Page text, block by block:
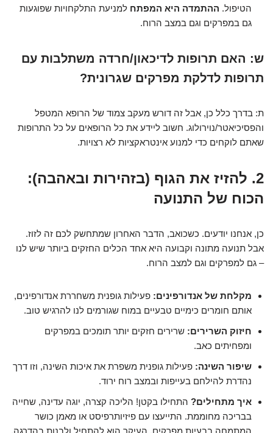
הטיפול. ההתמדה היא המפתח למניעת התלקחויות שפוגעות
גם במפרקים וגם במצב הרוח.
ש: האם תרופות לדיכאון/חרדה משתלבות עם
תרופות לדלקת מפרקים שגרונית?
ת: בדרך כלל כן, אבל זה דורש מעקב צמוד של הרופא המטפל
והפסיכיאטר/נוירולוג. חשוב ליידע את כל הרופאים על כל התרופות
שאתם לוקחים כדי למנוע אינטראקציות לא רצויות.
2. להזיז את הגוף (בזהירות ובאהבה):
הכוח של התנועה
כן, אנחנו יודעים. כשכואב, הדבר האחרון שמתחשק לכם זה לזוז.
אבל תנועה מתונה וקבועה היא אחד הכלים החזקים ביותר שיש לנו
– גם למפרקים וגם למצב הרוח.
מקלחת של אנדורפינים: פעילות גופנית משחררת אנדורפינים,
אותם חומרים כימיים טבעיים במוח שגורמים לנו להרגיש טוב.
חיזוק השרירים: שרירים חזקים יותר תומכים במפרקים
ומפחיתים כאב.
שיפור השינה: פעילות גופנית משפרת את איכות השינה, וזו דרך
נהדרת להילחם בעייפות ובמצב רוח ירוד.
איך מתחילים? התחילו בקטן! הליכה קצרה, יוגה עדינה, שחייה
בבריכה מחוממת. התייעצו עם פיזיותרפיסט או מאמן כושר
המתמחה בבעיות מפרקים. העיקר הוא להתחיל ולבנות בהדרגה.